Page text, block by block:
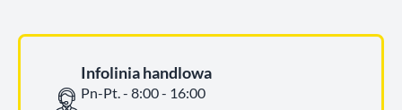
Infolinia handlowa
Pn-Pt. - 8:00 - 16:00